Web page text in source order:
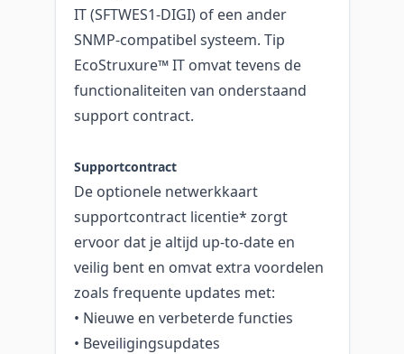
IT (SFTWES1-DIGI) of een ander
SNMP-compatibel systeem. Tip
EcoStruxure™ IT omvat tevens de
functionaliteiten van onderstaand
support contract.
Supportcontract
De optionele netwerkkaart
supportcontract licentie* zorgt
ervoor dat je altijd up-to-date en
veilig bent en omvat extra voordelen
zoals frequente updates met:
• Nieuwe en verbeterde functies
• Beveiligingsupdates